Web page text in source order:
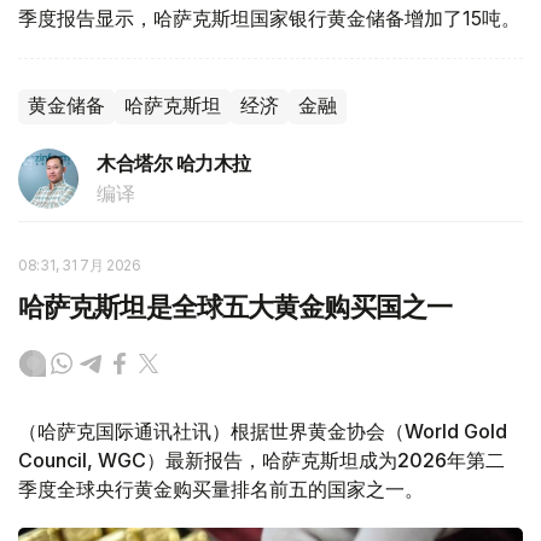
季度报告显示，哈萨克斯坦国家银行黄金储备增加了15吨。
黄金储备 哈萨克斯坦 经济 金融
木合塔尔 哈力木拉
编译
08:31, 31 7月 2026
哈萨克斯坦是全球五大黄金购买国之一
（哈萨克国际通讯社讯）根据世界黄金协会（World Gold
Council, WGC）最新报告，哈萨克斯坦成为2026年第二
季度全球央行黄金购买量排名前五的国家之一。